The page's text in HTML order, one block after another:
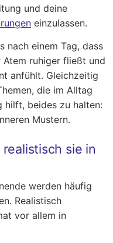
und deine
einzulassen.
nach einem Tag, dass
Atem ruhiger fließt und
anfühlt. Gleichzeitig
die im Alltag
hilft, beides zu halten:
Mustern.
sie in
werden häufig
Realistisch
vor allem in